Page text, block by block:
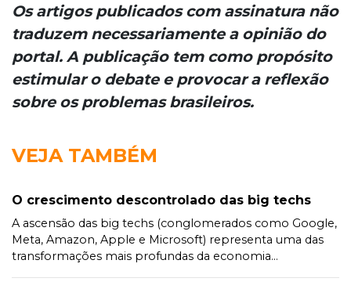
Os artigos publicados com assinatura não
traduzem necessariamente a opinião do
portal. A publicação tem como propósito
estimular o debate e provocar a reflexão
sobre os problemas brasileiros.
VEJA TAMBÉM
O crescimento descontrolado das big techs
A ascensão das big techs (conglomerados como Google,
Meta, Amazon, Apple e Microsoft) representa uma das
transformações mais profundas da economia...